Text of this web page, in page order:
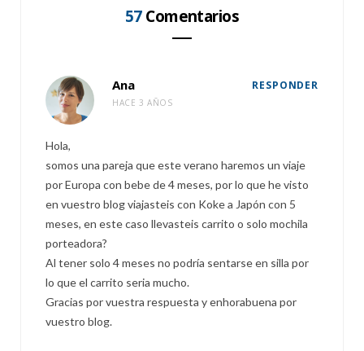
57Comentarios
Ana
HACE 3 AÑOS
RESPONDER
Hola,
somos una pareja que este verano haremos un viaje
por Europa con bebe de 4 meses, por lo que he visto
en vuestro blog viajasteis con Koke a Japón con 5
meses, en este caso llevasteis carrito o solo mochila
porteadora?
Al tener solo 4 meses no podría sentarse en silla por
lo que el carrito seria mucho.
Gracias por vuestra respuesta y enhorabuena por
vuestro blog.